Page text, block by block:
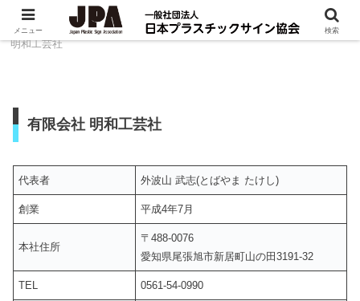
組織について 会員企業一覧
有限会社
明和工芸社
有限会社 明和工芸社
代表者 外波山 武志(とばやま たけし)
創業 平成4年7月
本社住所
〒488-0076
愛知県尾張旭市新居町山の田3191-32
TEL 0561-54-0990
メニュー 検索